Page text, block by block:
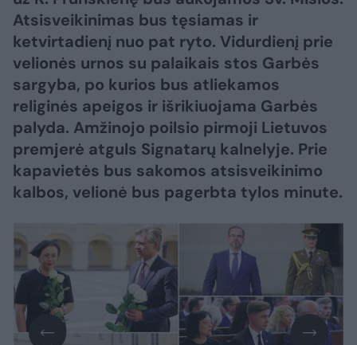
Atsisveikinimas bus tęsiamas ir
ketvirtadienį nuo pat ryto. Vidurdienį prie
velionės urnos su palaikais stos Garbės
sargyba, po kurios bus atliekamos
religinės apeigos ir išrikiuojama Garbės
palyda. Amžinojo poilsio pirmoji Lietuvos
premjerė atguls Signatarų kalnelyje. Prie
kapavietės bus sakomos atsisveikinimo
kalbos, velionė bus pagerbta tylos minute.